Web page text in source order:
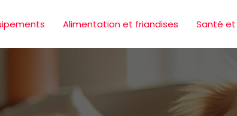
Alimentation et friandises Santé et